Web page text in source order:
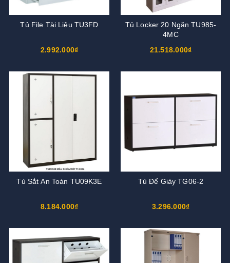
Tủ File Tài Liệu TU3FD
2.992.000₫
Tủ Locker 20 Ngăn TU985-
4MC
21.518.000₫
Tủ Sắt An Toàn TU09K3E
8.184.000₫
Tủ Để Giày TG06-2
3.296.000₫